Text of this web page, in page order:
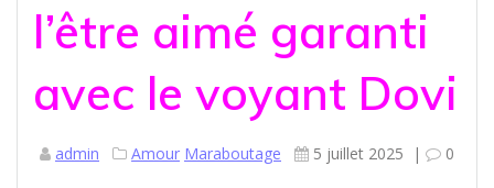
l’être aimé garanti
avec le voyant Dovi
admin Amour Maraboutage 5 juillet 2025 | 0